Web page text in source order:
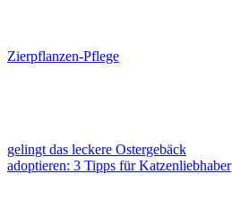
Zierpflanzen-Pflege
gelingt das leckere Ostergebäck
adoptieren: 3 Tipps für Katzenliebhaber